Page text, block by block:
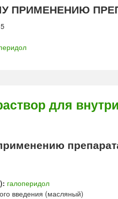
ПРИМЕНЕНИЮ
для
галоперидол
введения (масляный)